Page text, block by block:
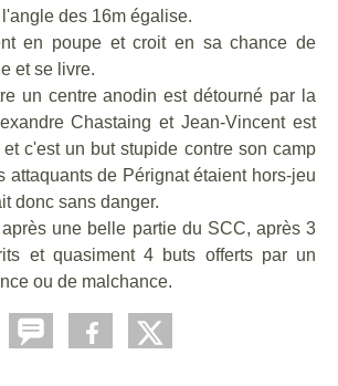
des 16m égalise.
en poupe et croit en sa chance de
et se livre.
un centre anodin est détourné par la
Chastaing et Jean-Vincent est
c'est un but stupide contre son camp
attaquants de Pérignat étaient hors-jeu
donc sans danger.
une belle partie du SCC, après 3
et quasiment 4 buts offerts par un
ou de malchance.